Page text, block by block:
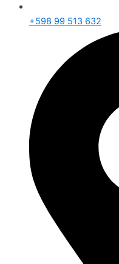
+598 99 513 632